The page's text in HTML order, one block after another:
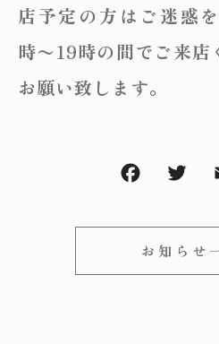
店予定の方はご迷惑
時〜19時の間でご来店
お願い致します。
お知らせ
お知らせ
アンティーク
パー
並び順